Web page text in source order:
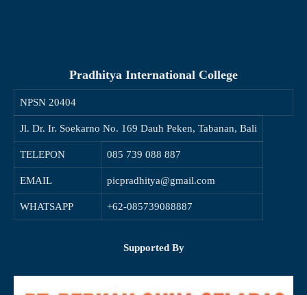
Pradhitya International College
NPSN 20404
Jl. Dr. Ir. Soekarno No. 169 Dauh Peken, Tabanan, Bali
TELEPON 085 739 088 887
EMAIL picpradhitya@gmail.com
WHATSAPP +62-085739088887
Supported By